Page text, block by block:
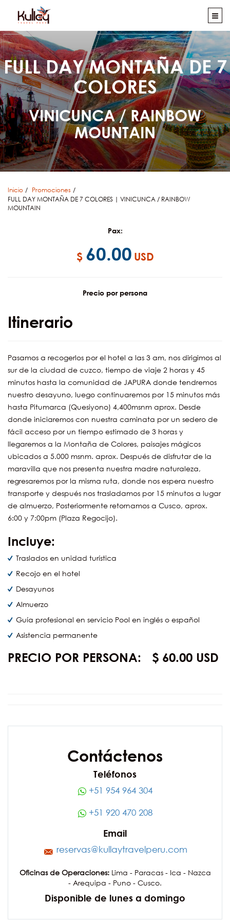
FULL DAY MONTAÑA DE 7
COLORES
VINICUNCA / RAINBOW
MOUNTAIN
Inicio
Promociones
FULL DAY MONTAÑA DE 7 COLORES | VINICUNCA / RAINBOW
MOUNTAIN
Pax:
$ 60.00 USD
Precio por persona
Itinerario
Pasamos a recogerlos por el hotel a las 3 am, nos dirigimos al
sur de la ciudad de cuzco, tiempo de viaje 2 horas y 45
minutos hasta la comunidad de JAPURA donde tendremos
nuestro desayuno, luego continuaremos por 15 minutos más
hasta Pitumarca (Quesiyono) 4,400msnm aprox. Desde
donde iniciaremos con nuestra caminata por un sedero de
fácil acceso por un tiempo estimado de 3 horas y
llegaremos a la Montaña de Colores, paisajes mágicos
ubicados a 5.000 msnm. aprox. Después de disfrutar de la
maravilla que nos presenta nuestra madre naturaleza,
regresaremos por la misma ruta, donde nos espera nuestro
transporte y después nos trasladamos por 15 minutos a lugar
de almuerzo, Posteriormente retornamos a Cusco, aprox.
6:00 y 7:00pm (Plaza Regocijo).
Incluye:
Traslados en unidad turística
Recojo en el hotel
Desayunos
Almuerzo
Guía profesional en servicio Pool en inglés o español
Asistencia permanente
PRECIO POR PERSONA: $ 60.00 USD
Contáctenos
Teléfonos
+51 954 964 304
+51 920 470 208
Email
reservas@kullaytravelperu.com
Oficinas de Operaciones:Lima - Paracas - Ica - Nazca
- Arequipa - Puno - Cusco.
Disponible de lunes a domingo